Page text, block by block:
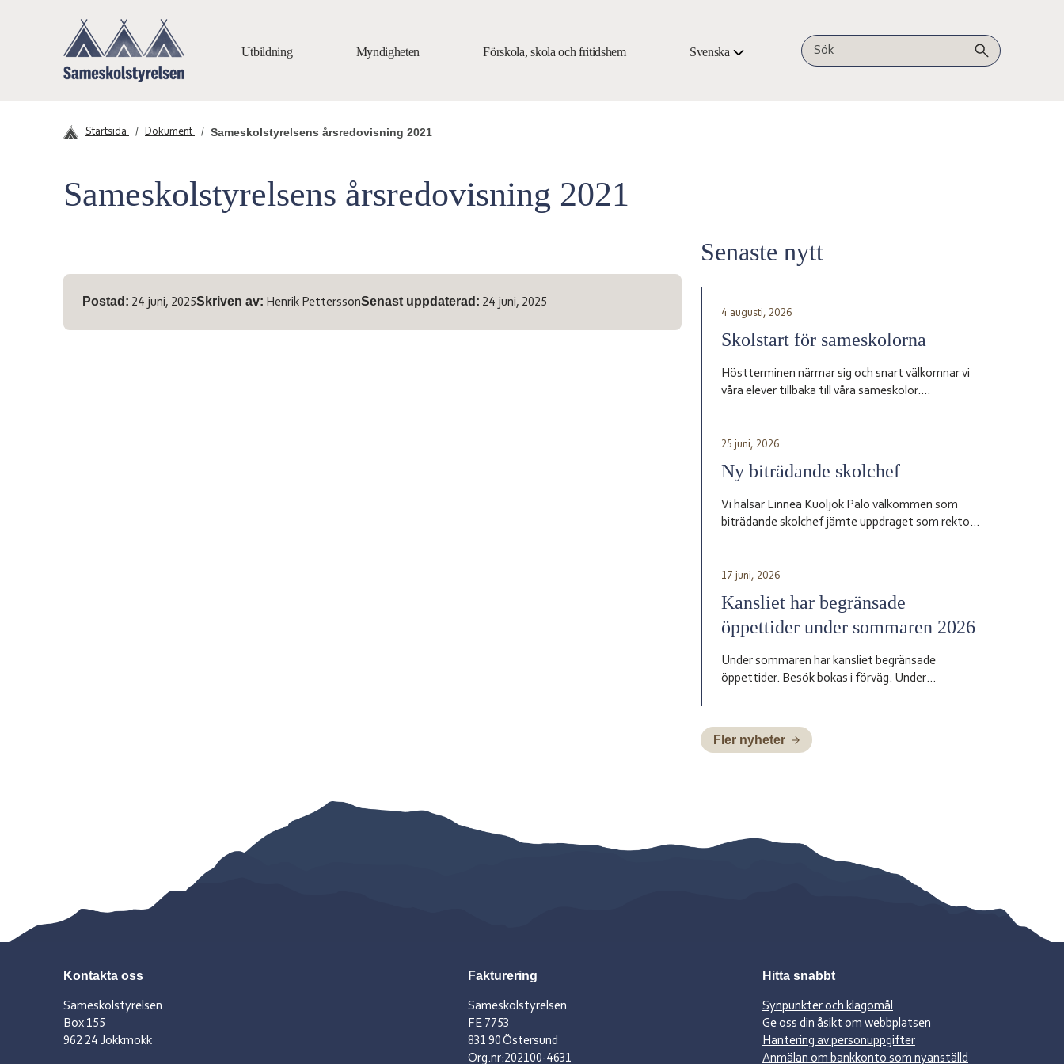
Sameskolstyrelsen
Utbildning Myndigheten Förskola, skola och fritidshem Svenska Sök på webbplatsen
Startsida Dokument Sameskolstyrelsens årsredovisning 2021
Sameskolstyrelsens årsredovisning 2021
Meta-information
Postad: 24 juni, 2025Skriven av: Henrik PetterssonSenast uppdaterad: 24 juni, 2025
Senaste nytt
4 augusti, 2026
Skolstart för sameskolorna
Höstterminen närmar sig och snart välkomnar vi
våra elever tillbaka till våra sameskolor.
Giron 20 augusti Váhtjer 18 augusti Jåhkåmåhkke
respektive skola om tider för första skoldagen och
25 juni, 2026
Ny biträdande skolchef
Vi hälsar Linnea Kuoljok Palo välkommen som
biträdande skolchef jämte uppdraget som rektor
17 juni, 2026
Kansliet har begränsade
öppettider under sommaren 2026
Under sommaren har kansliet begränsade
öppettider. Besök bokas i förväg. Under
skolchef 29 juni till och med 2 juli, Charlotte Pittja
träder in som tillförordnad skolchef 6 juli till och
Fler nyheter
Kontakta oss
Sameskolstyrelsen
Box 155
962 24 Jokkmokk
Fakturering
Sameskolstyrelsen
FE 7753
831 90 Östersund
Org.nr:202100-4631
Hitta snabbt
Synpunkter och klagomål
Ge oss din åsikt om webbplatsen
Hantering av personuppgifter
Anmälan om bankkonto som nyanställd